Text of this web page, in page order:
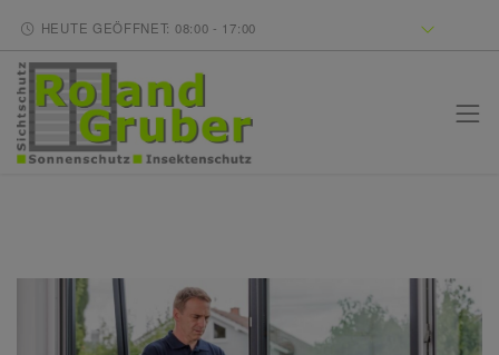
HEUTE GEÖFFNET: 08:00 - 17:00